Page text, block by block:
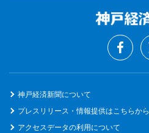
神戸経済新聞について
プレスリリース・情報提供はこちらから
アクセスデータの利用について